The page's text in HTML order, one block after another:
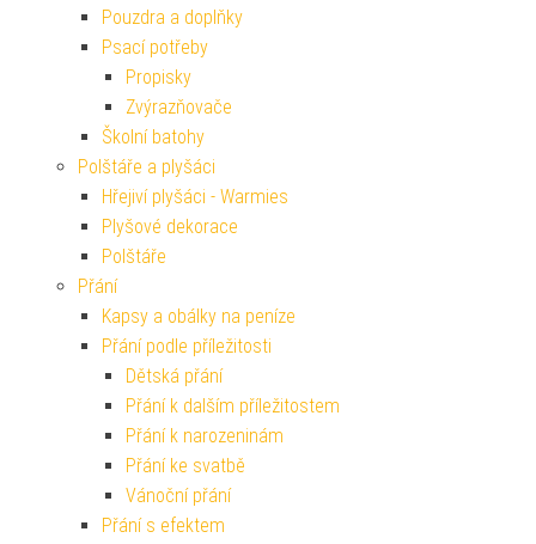
Pouzdra a doplňky
Psací potřeby
Propisky
Zvýrazňovače
Školní batohy
Polštáře a plyšáci
Hřejiví plyšáci - Warmies
Plyšové dekorace
Polštáře
Přání
Kapsy a obálky na peníze
Přání podle příležitosti
Dětská přání
Přání k dalším příležitostem
Přání k narozeninám
Přání ke svatbě
Vánoční přání
Přání s efektem